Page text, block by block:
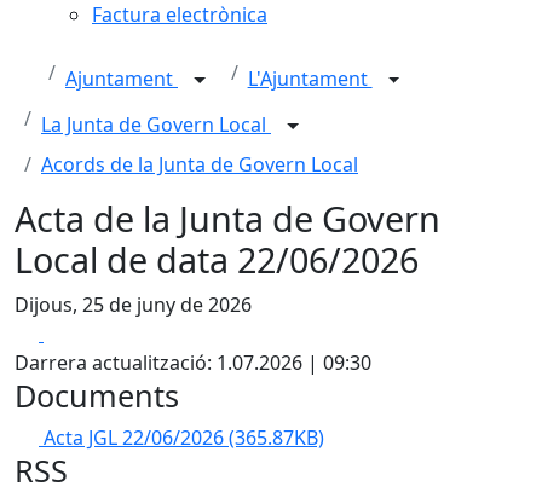
Factura electrònica
Ajuntament
L'Ajuntament
La Junta de Govern Local
Acords de la Junta de Govern Local
Acta de la Junta de Govern
Local de data 22/06/2026
Dijous, 25 de juny de 2026
Darrera actualització: 1.07.2026 | 09:30
Documents
Acta JGL 22/06/2026(365.87KB)
RSS